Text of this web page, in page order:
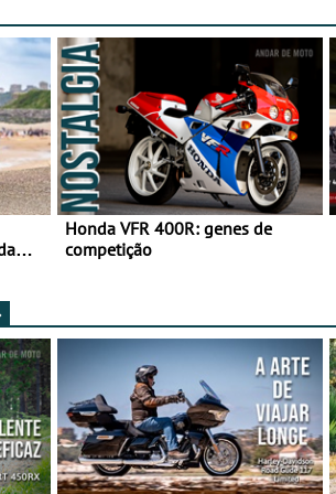
Honda VFR 400R: genes de
competição